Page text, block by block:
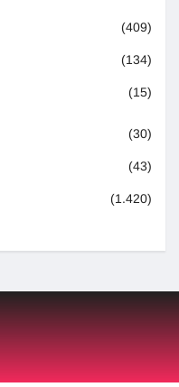
(409)
(134)
(15)
(30)
(43)
(1.420)